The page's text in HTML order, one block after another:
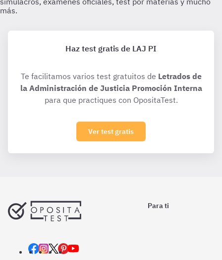
Haz test gratis de LAJ PI
Te facilitamos varios test gratuitos de Letrados de
la Administración de Justicia Promoción Interna
para que practiques con OpositaTest.
Ver test gratis
Para ti